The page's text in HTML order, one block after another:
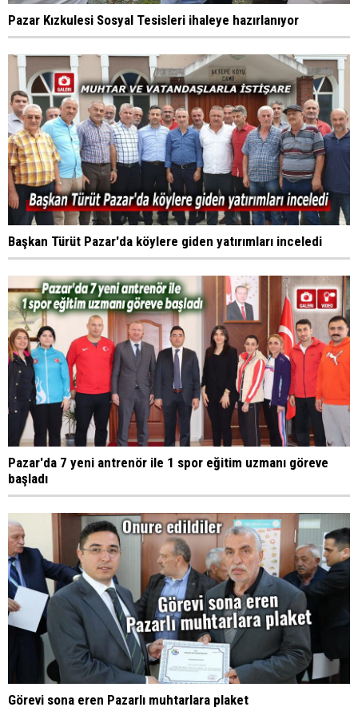
Pazar Kızkulesi Sosyal Tesisleri ihaleye hazırlanıyor
Başkan Türüt Pazar'da köylere giden yatırımları inceledi
Pazar'da 7 yeni antrenör ile 1 spor eğitim uzmanı göreve
başladı
Görevi sona eren Pazarlı muhtarlara plaket